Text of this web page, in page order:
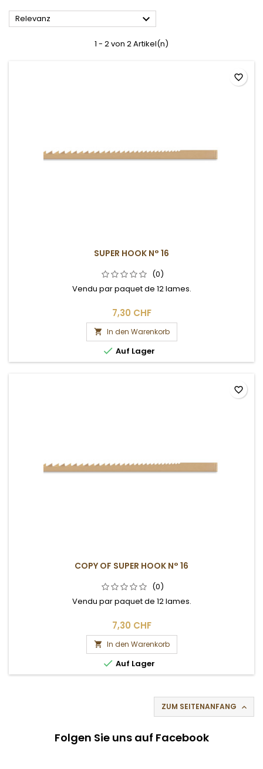
Relevanz 
1 - 2 von 2 Artikel(n)
SUPER HOOK N° 16
(0)
Vendu par paquet de 12 lames.
7,30 CHF
 In den Warenkorb
 Auf Lager
favorite_border
COPY OF SUPER HOOK N° 16
(0)
Vendu par paquet de 12 lames.
7,30 CHF
 In den Warenkorb
 Auf Lager
favorite_border
ZUM SEITENANFANG 
Folgen Sie uns auf Facebook